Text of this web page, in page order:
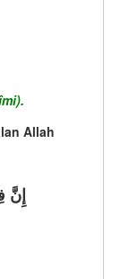
Allah
إِنَّ